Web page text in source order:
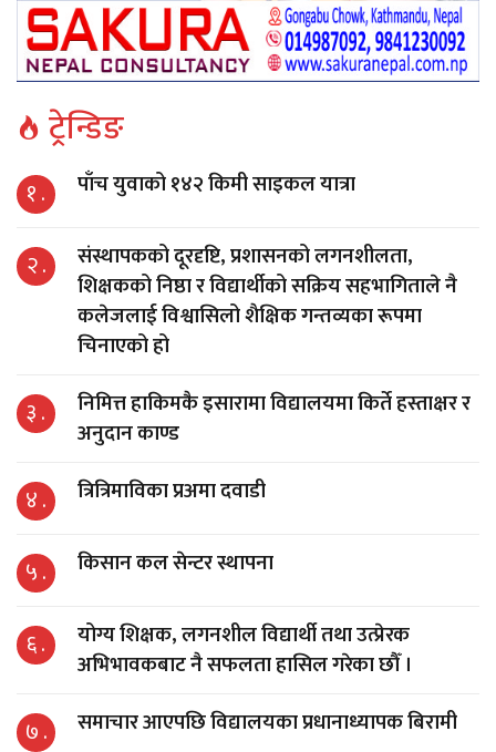
ट्रेन्डिङ
१ . पाँच युवाको १४२ किमी साइकल यात्रा
२ .
संस्थापकको दूरदृष्टि, प्रशासनको लगनशीलता,
शिक्षकको निष्ठा र विद्यार्थीको सक्रिय सहभागिताले नै
कलेजलाई विश्वासिलो शैक्षिक गन्तव्यका रूपमा
चिनाएको हो
३ .
निमित्त हाकिमकै इसारामा विद्यालयमा किर्ते हस्ताक्षर र
अनुदान काण्ड
४ . त्रित्रिमाविका प्रअमा दवाडी
५ . किसान कल सेन्टर स्थापना
६ .
योग्य शिक्षक, लगनशील विद्यार्थी तथा उत्प्रेरक
अभिभावकबाट नै सफलता हासिल गरेका छौँ ।
७ . समाचार आएपछि विद्यालयका प्रधानाध्यापक बिरामी